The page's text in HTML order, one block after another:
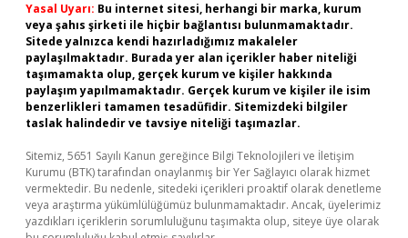
Yasal Uyarı: Bu internet sitesi, herhangi bir marka, kurum
veya şahıs şirketi ile hiçbir bağlantısı bulunmamaktadır.
Sitede yalnızca kendi hazırladığımız makaleler
paylaşılmaktadır. Burada yer alan içerikler haber niteliği
taşımamakta olup, gerçek kurum ve kişiler hakkında
paylaşım yapılmamaktadır. Gerçek kurum ve kişiler ile isim
benzerlikleri tamamen tesadüfidir. Sitemizdeki bilgiler
taslak halindedir ve tavsiye niteliği taşımazlar.
Sitemiz, 5651 Sayılı Kanun gereğince Bilgi Teknolojileri ve İletişim
Kurumu (BTK) tarafından onaylanmış bir Yer Sağlayıcı olarak hizmet
vermektedir. Bu nedenle, sitedeki içerikleri proaktif olarak denetleme
veya araştırma yükümlülüğümüz bulunmamaktadır. Ancak, üyelerimiz
yazdıkları içeriklerin sorumluluğunu taşımakta olup, siteye üye olarak